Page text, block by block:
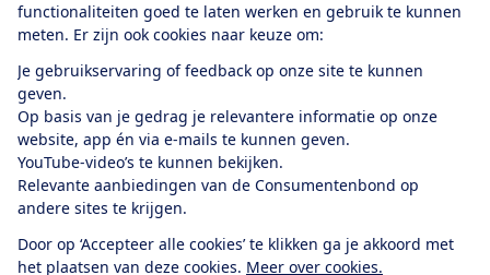
functionaliteiten goed te laten werken en gebruik te kunnen
meten. Er zijn ook cookies naar keuze om:
Je gebruikservaring of feedback op onze site te kunnen
geven.
Op basis van je gedrag je relevantere informatie op onze
website, app én via e-mails te kunnen geven.
YouTube-video’s te kunnen bekijken.
Relevante aanbiedingen van de Consumentenbond op
andere sites te krijgen.
Door op ‘Accepteer alle cookies’ te klikken ga je akkoord met
het plaatsen van deze cookies. Meer over cookies.
Alles over de
app
Algemene Voorwaarden
Privacyverklaring
Cookiebeleid
Privacyvoorkeuren
Toegankelijkheid
RSS-feed nieuws
Facebook
TwitterInstagram
YoutubeLinkedIn